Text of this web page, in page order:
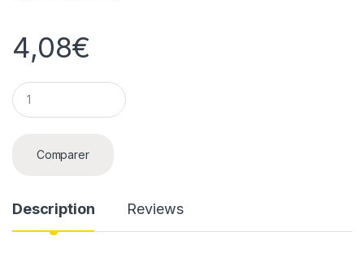
4,08€
Q
u
a
Comparer
Description Reviews